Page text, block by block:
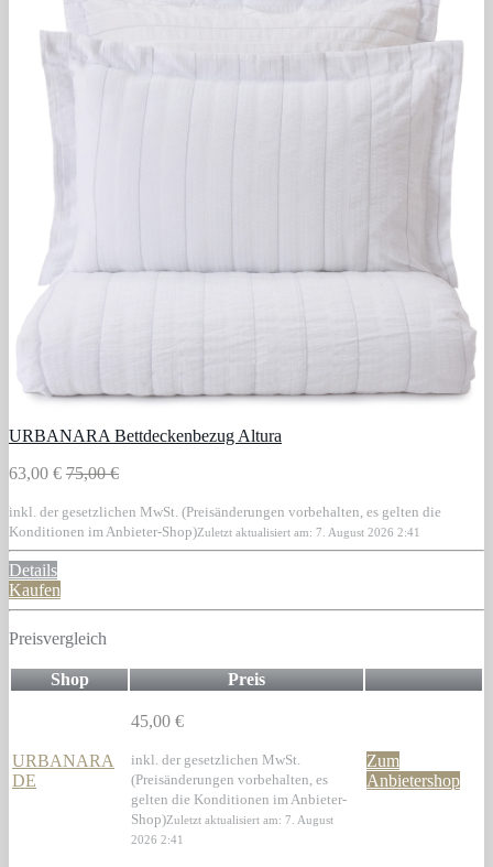
URBANARA Bettdeckenbezug Altura
63,00 € 75,00 €
inkl. der gesetzlichen MwSt. (Preisänderungen vorbehalten, es gelten die
Konditionen im Anbieter-Shop)Zuletzt aktualisiert am: 7. August 2026 2:41
Details
Kaufen
Preisvergleich
Shop Preis
URBANARA
DE
45,00 €
inkl. der gesetzlichen MwSt.
(Preisänderungen vorbehalten, es
gelten die Konditionen im Anbieter-
Shop)Zuletzt aktualisiert am: 7. August
2026 2:41
Zum
Anbietershop